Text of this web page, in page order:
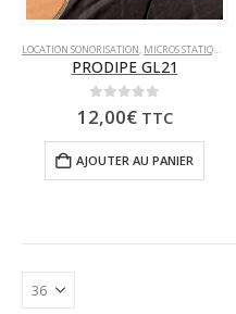
LOCATION SONORISATION, MICROS STATIQUES
PRODIPE GL21
0 sur 5
12,00€ TTC
AJOUTER AU PANIER